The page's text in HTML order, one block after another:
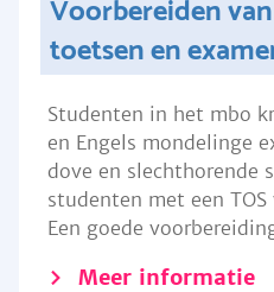
Voorbereiden
toetsen en
Studenten in het mbo
en Engels mondelinge
dove en slechthorende
studenten met een
Een goede
Meer informatie